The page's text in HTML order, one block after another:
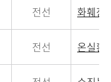
전선 화훼장
전선 온실환